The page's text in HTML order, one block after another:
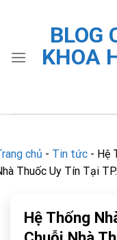
BLOG
KHOA
chủ - Tin tức - Hệ
Thuốc Uy Tín Tại
Hệ Thống